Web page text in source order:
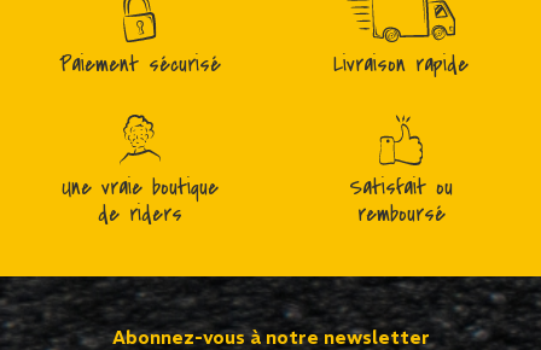
Paiement sécurisé Livraison rapide
Une vraie boutique
de riders
Satisfait ou
remboursé
Abonnez-vous à notre newsletter